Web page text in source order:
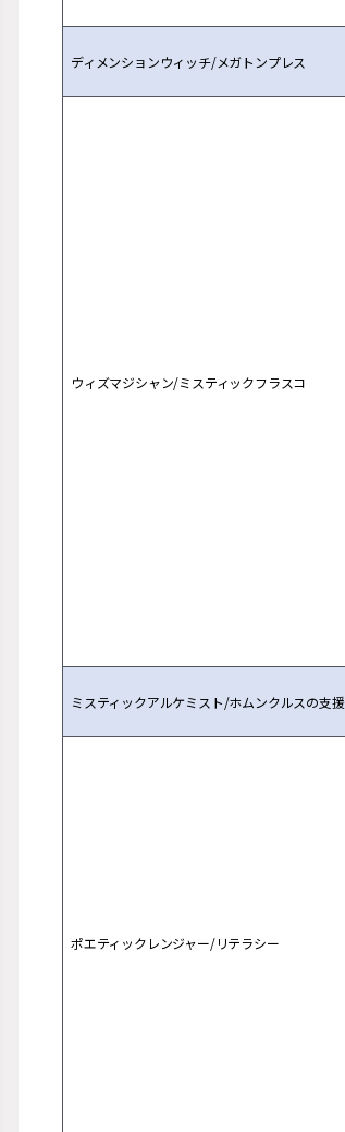
ディメンションウィッチ/メガトンプレス
ウィズマジシャン/ミスティックフラスコ
ミスティックアルケミスト/ホムンクルスの支援
ポエティックレンジャー/リテラシー